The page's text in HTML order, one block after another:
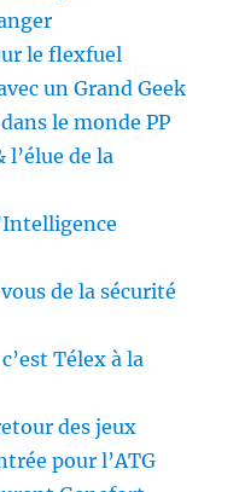
le flexfuel
un Grand Geek
le monde PP
l’élue de la
de la sécurité
Télex à la
des jeux
pour l’ATG